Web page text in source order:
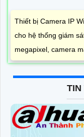
Thiết bị Camera IP
cho hệ thống giám
megapixel, camera
TIN